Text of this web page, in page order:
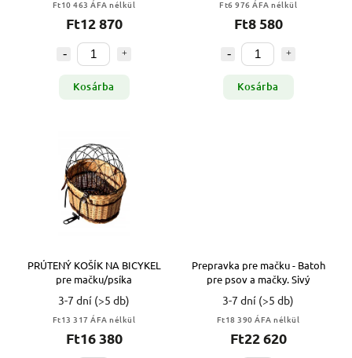
Ft10 463 ÁFA nélkül
Ft12 870
Kosárba
Ft6 976 ÁFA nélkül
Ft8 580
Kosárba
PRÚTENÝ KOŠÍK NA BICYKEL
pre mačku/psíka
3-7 dní (>5 db)
Ft13 317 ÁFA nélkül
Ft16 380
Prepravka pre mačku - Batoh
pre psov a mačky. Sivý
3-7 dní (>5 db)
Ft18 390 ÁFA nélkül
Ft22 620